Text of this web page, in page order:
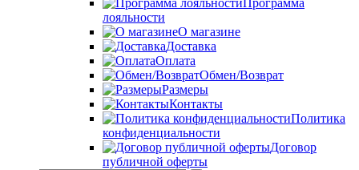
Программа
лояльности
О магазине
Доставка
Оплата
Обмен/Возврат
Размеры
Контакты
Политика
конфиденциальности
Договор
публичной оферты